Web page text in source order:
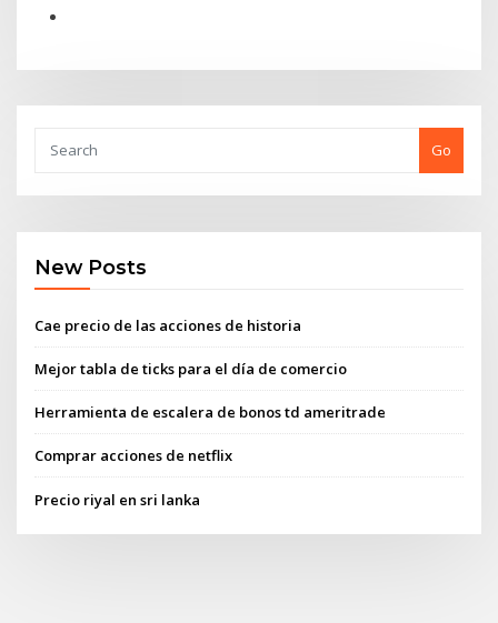
Go
New Posts
Cae precio de las acciones de historia
Mejor tabla de ticks para el día de comercio
Herramienta de escalera de bonos td ameritrade
Comprar acciones de netflix
Precio riyal en sri lanka